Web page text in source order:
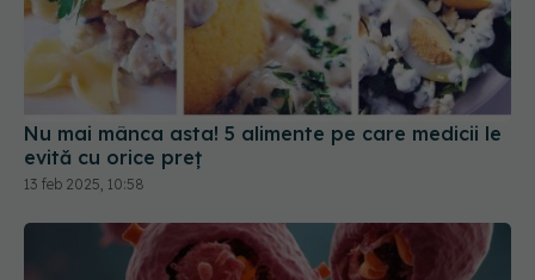
Nu mai mânca asta! 5 alimente pe care medicii le
evită cu orice preț
13 feb 2025, 10:58